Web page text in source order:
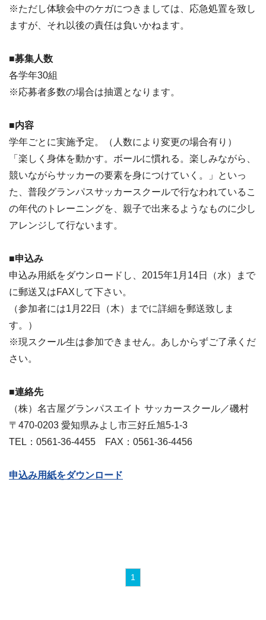
※ただし体験会中のケガにつきましては、応急処置を致し
ますが、それ以後の責任は負いかねます。
■募集人数
各学年30組
※応募者多数の場合は抽選となります。
■内容
学年ごとに実施予定。（人数により変更の場合有り）
「楽しく身体を動かす。ボールに慣れる。楽しみながら、
競いながらサッカーの要素を身につけていく。」といっ
た、普段グランパスサッカースクールで行なわれているこ
の年代のトレーニングを、親子で出来るようなものに少し
アレンジして行ないます。
■申込み
申込み用紙をダウンロードし、2015年1月14日（水）まで
に郵送又はFAXして下さい。
（参加者には1月22日（木）までに詳細を郵送致しま
す。）
※現スクール生は参加できません。あしからずご了承くだ
さい。
■連絡先
（株）名古屋グランパスエイト サッカースクール／磯村
〒470-0203 愛知県みよし市三好丘旭5-1-3
TEL：0561-36-4455 FAX：0561-36-4456
申込み用紙をダウンロード
1